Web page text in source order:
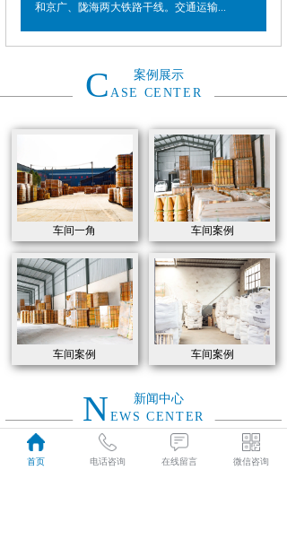
和京广、陇海两大铁路干线。交通运输...
案例展示
CASE CENTER
车间一角 车间案例
车间案例 车间案例
新闻中心
N EWS CENTER
2021 如何选用高炉炼铁各部位耐火材料
首页 电话咨询 在线留言 微信咨询